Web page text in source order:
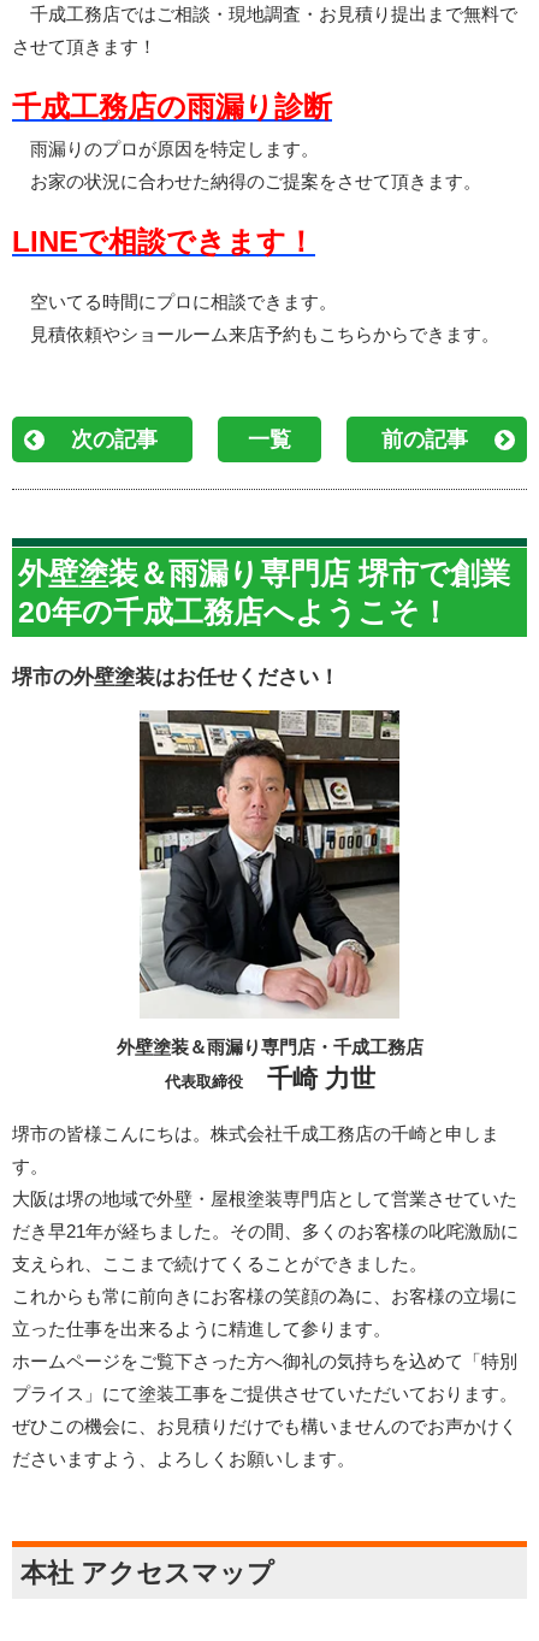
千成工務店ではご相談・現地調査・お見積り提出まで無料で
させて頂きます！
千成工務店の雨漏り診断
雨漏りのプロが原因を特定します。
お家の状況に合わせた納得のご提案をさせて頂きます。
LINEで相談できます！
空いてる時間にプロに相談できます。
見積依頼やショールーム来店予約もこちらからできます。
次の記事 一覧 前の記事
外壁塗装＆雨漏り専門店 堺市で創業
20年の千成工務店へようこそ！
堺市の外壁塗装はお任せください！
外壁塗装＆雨漏り専門店・千成工務店
代表取締役 千崎 力世
堺市の皆様こんにちは。株式会社千成工務店の千崎と申しま
す。
大阪は堺の地域で外壁・屋根塗装専門店として営業させていた
だき早21年が経ちました。その間、多くのお客様の叱咤激励に
支えられ、ここまで続けてくることができました。
これからも常に前向きにお客様の笑顔の為に、お客様の立場に
立った仕事を出来るように精進して参ります。
ホームページをご覧下さった方へ御礼の気持ちを込めて「特別
プライス」にて塗装工事をご提供させていただいております。
ぜひこの機会に、お見積りだけでも構いませんのでお声かけく
ださいますよう、よろしくお願いします。
本社 アクセスマップ